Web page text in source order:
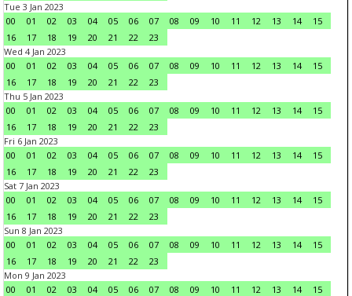
Tue 3 Jan 2023
00
01 02 03 04 05 06 07 08 09 10 11 12 13 14
15
16
17 18 19 20 21 22
23
Wed 4 Jan 2023
00
01 02 03 04 05 06 07 08 09 10 11 12 13 14
15
16
17 18 19 20 21 22
23
Thu 5 Jan 2023
00
01 02 03 04 05 06 07 08 09 10 11 12 13 14
15
16
17 18 19 20 21 22
23
Fri 6 Jan 2023
00
01 02 03 04 05 06 07 08 09 10 11 12 13 14
15
16
17 18 19 20 21 22
23
Sat 7 Jan 2023
00
01 02 03 04 05 06 07 08 09 10 11 12 13 14
15
16
17 18 19 20 21 22
23
Sun 8 Jan 2023
00
01 02 03 04 05 06 07 08 09 10 11 12 13 14
15
16
17 18 19 20 21 22
23
Mon 9 Jan 2023
00
01 02 03 04 05 06 07 08 09 10 11 12 13 14 15